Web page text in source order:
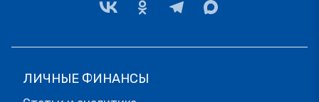
ЛИЧНЫЕ ФИНАНСЫ